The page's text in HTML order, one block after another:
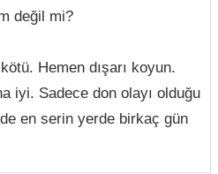
değil mi?
Hemen dışarı koyun.
iyi. Sadece don olayı olduğu
en serin yerde birkaç gün